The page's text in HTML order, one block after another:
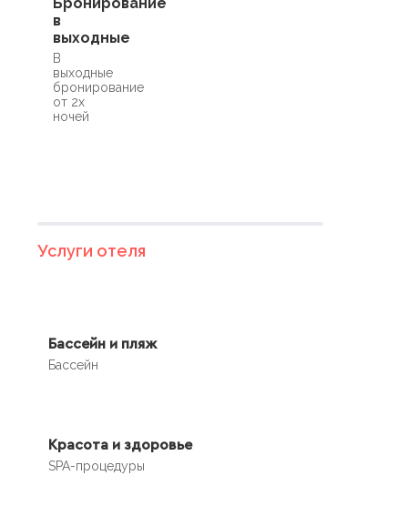
в
выходные
В
выходные
бронирование
от 2х
ночей
Услуги отеля
Бассейн и пляж
Бассейн
Красота и здоровье
SPA-процедуры